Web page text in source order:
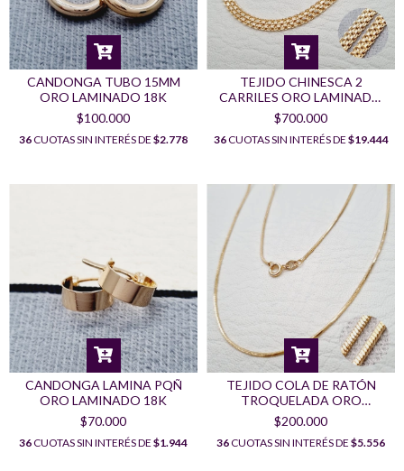
CANDONGA TUBO 15MM
ORO LAMINADO 18K
$100.000
36CUOTAS SIN INTERÉS DE $2.778
TEJIDO CHINESCA 2
CARRILES ORO LAMINADO
18K
$700.000
36CUOTAS SIN INTERÉS DE $19.444
CANDONGA LAMINA PQÑ
ORO LAMINADO 18K
$70.000
36CUOTAS SIN INTERÉS DE $1.944
TEJIDO COLA DE RATÓN
TROQUELADA ORO
LAMINADO 18K
$200.000
36CUOTAS SIN INTERÉS DE $5.556